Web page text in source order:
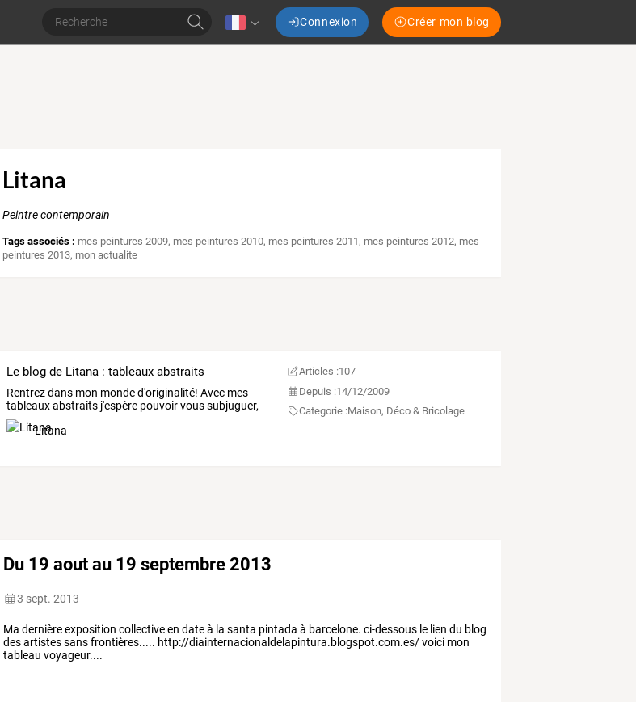
Connexion Créer mon blog
Litana
Peintre contemporain
Tags associés : mes peintures 2009, mes peintures 2010, mes peintures 2011, mes peintures 2012, mes
peintures 2013, mon actualite
Le blog de Litana : tableaux abstraits
Rentrezdansmon monded'originalité! Avecmes
tableauxabstraitsj'espèrepouvoirvoussubjuguer,
…
Litana
Articles :107
Depuis :14/12/2009
Categorie :Maison, Déco & Bricolage
Du 19 aout au 19 septembre 2013
3 sept. 2013
Ma dernière exposition collective en date à la santa pintada à barcelone. ci-dessous le lien du blog
des artistes sans frontières..... http://diainternacionaldelapintura.blogspot.com.es/ voici mon
tableau voyageur....